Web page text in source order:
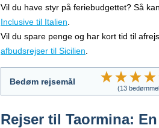
Vil du have styr på feriebudgettet? Så
Inclusive til Italien
Vil du spare penge og har kort tid til
afbudsrejser til Sicilien
Bedøm rejsemål
(13
Rejser til Taormina: